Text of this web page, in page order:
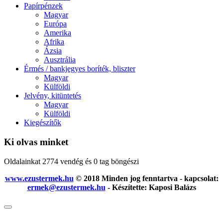
Papírpénzek
Magyar
Európa
Amerika
Afrika
Ázsia
Ausztrália
Érmés / bankjegyes boríték, bliszter
Magyar
Külföldi
Jelvény, kitüntetés
Magyar
Külföldi
Kiegészítők
Ki olvas minket
Oldalainkat 2774 vendég és 0 tag böngészi
www.ezustermek.hu © 2018 Minden jog fenntartva - kapcsolat:
ermek@ezustermek.hu - Készítette: Kaposi Balázs